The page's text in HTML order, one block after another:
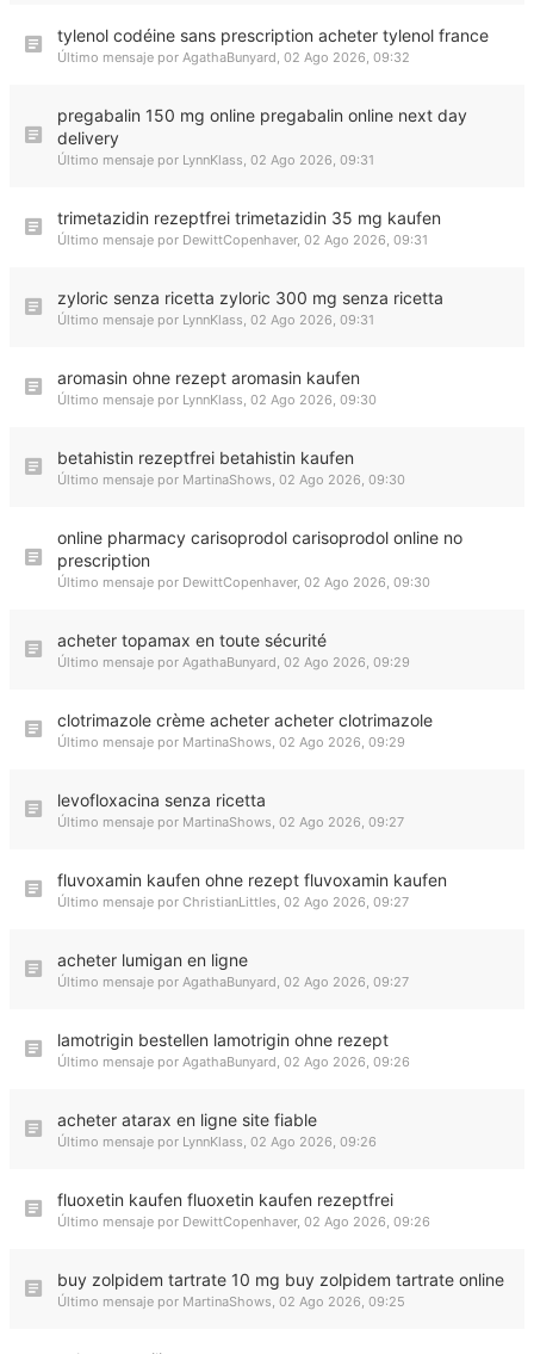
tylenol codéine sans prescription acheter tylenol france
Último mensaje por AgathaBunyard, 02 Ago 2026, 09:32
pregabalin 150 mg online pregabalin online next day
delivery
Último mensaje por LynnKlass, 02 Ago 2026, 09:31
trimetazidin rezeptfrei trimetazidin 35 mg kaufen
Último mensaje por DewittCopenhaver, 02 Ago 2026, 09:31
zyloric senza ricetta zyloric 300 mg senza ricetta
Último mensaje por LynnKlass, 02 Ago 2026, 09:31
aromasin ohne rezept aromasin kaufen
Último mensaje por LynnKlass, 02 Ago 2026, 09:30
betahistin rezeptfrei betahistin kaufen
Último mensaje por MartinaShows, 02 Ago 2026, 09:30
online pharmacy carisoprodol carisoprodol online no
prescription
Último mensaje por DewittCopenhaver, 02 Ago 2026, 09:30
acheter topamax en toute sécurité
Último mensaje por AgathaBunyard, 02 Ago 2026, 09:29
clotrimazole crème acheter acheter clotrimazole
Último mensaje por MartinaShows, 02 Ago 2026, 09:29
levofloxacina senza ricetta
Último mensaje por MartinaShows, 02 Ago 2026, 09:27
fluvoxamin kaufen ohne rezept fluvoxamin kaufen
Último mensaje por ChristianLittles, 02 Ago 2026, 09:27
acheter lumigan en ligne
Último mensaje por AgathaBunyard, 02 Ago 2026, 09:27
lamotrigin bestellen lamotrigin ohne rezept
Último mensaje por AgathaBunyard, 02 Ago 2026, 09:26
acheter atarax en ligne site fiable
Último mensaje por LynnKlass, 02 Ago 2026, 09:26
fluoxetin kaufen fluoxetin kaufen rezeptfrei
Último mensaje por DewittCopenhaver, 02 Ago 2026, 09:26
buy zolpidem tartrate 10 mg buy zolpidem tartrate online
Último mensaje por MartinaShows, 02 Ago 2026, 09:25